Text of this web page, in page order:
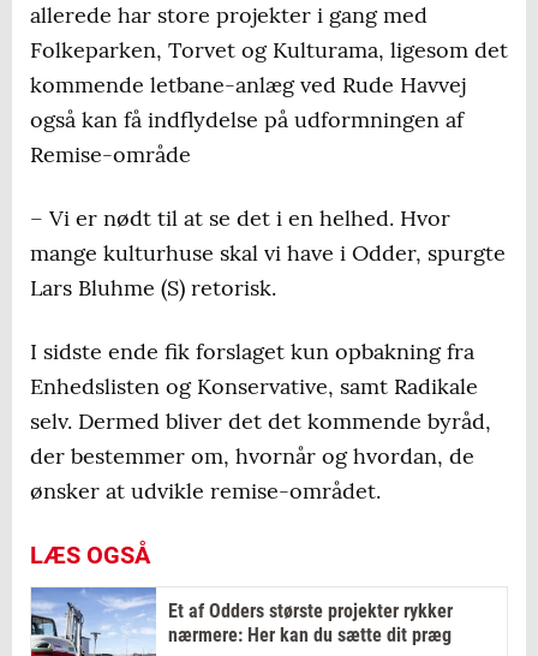
allerede har store projekter i gang med
Folkeparken, Torvet og Kulturama, ligesom det
kommende letbane-anlæg ved Rude Havvej
også kan få indflydelse på udformningen af
Remise-område
– Vi er nødt til at se det i en helhed. Hvor
mange kulturhuse skal vi have i Odder, spurgte
Lars Bluhme (S) retorisk.
I sidste ende fik forslaget kun opbakning fra
Enhedslisten og Konservative, samt Radikale
selv. Dermed bliver det det kommende byråd,
der bestemmer om, hvornår og hvordan, de
ønsker at udvikle remise-området.
LÆS OGSÅ
Et af Odders største projekter rykker
nærmere: Her kan du sætte dit præg